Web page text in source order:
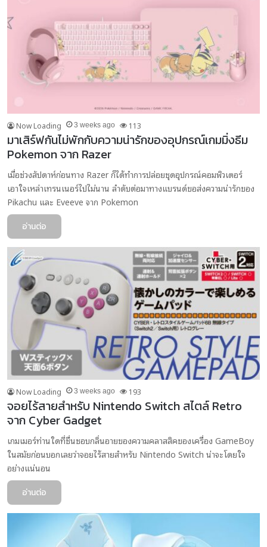
Now Loading 3 weeks ago 113
มาเสิร์ฟกันไม่พักกับความน่ารักของอุปกรณ์เกมมิ่งธีม
Pokemon จาก Razer
เมื่อช่วงสัปดาห์ก่อนทาง Razer ก็ได้ทำการปล่อยชุดอุปกรณ์คอมพิวเตอร์
เอาใจเหล่าเทรนเนอร์ไปไม่นาน ลำดับต่อมาทางแบรนด์ขอส่งความน่ารักของ
Pikachu และ Eveeve จาก Pokemon
อ่านต่อ
Now Loading 3 weeks ago 193
จอยไร้สายสำหรับ Nintendo Switch สไตล์ Retro
จาก Cyber ​​Gadget
เกมเมอร์ท่านใดที่ชื่นชอบกลิ่นอายของความคลาสสิคของเครื่อง GameBoy
ในสมัยก่อนบอกเลยว่าจอยไร้สายสำหรับ Nintendo Switch น่าจะโดยใจ
อย่างแน่นอน
อ่านต่อ